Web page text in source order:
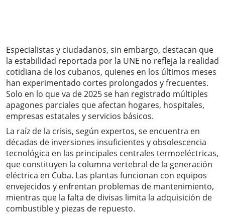
Especialistas y ciudadanos, sin embargo, destacan que
la estabilidad reportada por la UNE no refleja la realidad
cotidiana de los cubanos, quienes en los últimos meses
han experimentado cortes prolongados y frecuentes.
Solo en lo que va de 2025 se han registrado múltiples
apagones parciales que afectan hogares, hospitales,
empresas estatales y servicios básicos.
La raíz de la crisis, según expertos, se encuentra en
décadas de inversiones insuficientes y obsolescencia
tecnológica en las principales centrales termoeléctricas,
que constituyen la columna vertebral de la generación
eléctrica en Cuba. Las plantas funcionan con equipos
envejecidos y enfrentan problemas de mantenimiento,
mientras que la falta de divisas limita la adquisición de
combustible y piezas de repuesto.